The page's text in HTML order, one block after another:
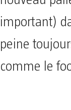
important)
peine
comme le